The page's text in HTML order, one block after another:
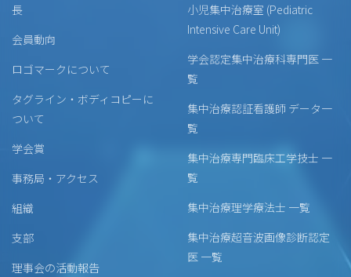
長
会員動向
ロゴマークについて
タグライン・ボディコピーに
ついて
学会賞
事務局・アクセス
組織
支部
理事会の活動報告
小児集中治療室 (Pediatric
Intensive Care Unit)
学会認定集中治療科専門医 一
覧
集中治療認証看護師 データ一
覧
集中治療専門臨床工学技士 一
覧
集中治療理学療法士 一覧
集中治療超音波画像診断認定
医 一覧